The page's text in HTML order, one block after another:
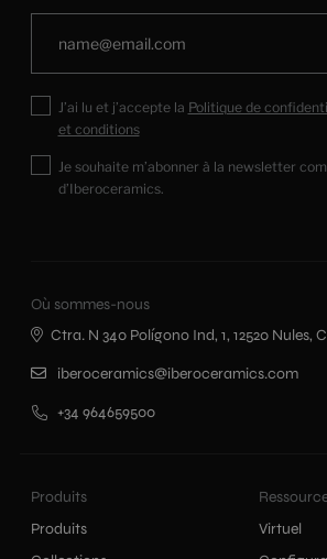
J’ai lu et j’accepte la Politique de
et conditions
Je souhaite m’abonner à la newsletter
d’Iberoceramics.
Produits
Produits
Virtuel
Où sommes-nous
Ctra. N 340 Polígono Ind, 1, 12520 Nules,
iberoceramics@iberoceramics.com
+34 964659500